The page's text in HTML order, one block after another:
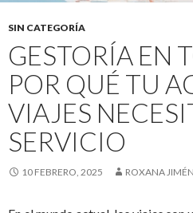
SIN CATEGORÍA
GESTORÍA EN
POR QUÉ TU
VIAJES
SERVICIO
10 FEBRERO, 2025 ROXANA